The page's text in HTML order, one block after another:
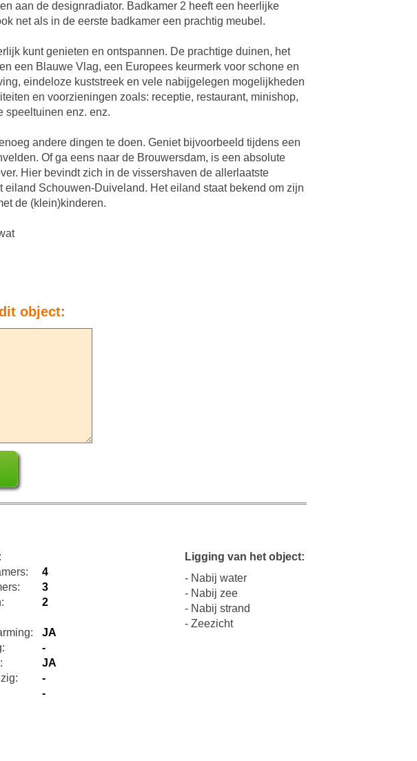
aan de designradiator. Badkamer 2 heeft een heerlijke
net als in de eerste badkamer een prachtig meubel.
kunt genieten en ontspannen. De prachtige duinen, het
een Blauwe Vlag, een Europees keurmerk voor schone en
eindeloze kuststreek en vele nabijgelegen mogelijkheden
en voorzieningen zoals: receptie, restaurant, minishop,
speeltuinen enz. enz.
andere dingen te doen. Geniet bijvoorbeeld tijdens een
Of ga eens naar de Brouwersdam, is een absolute
Hier bevindt zich in de vissershaven de allerlaatste
Schouwen-Duiveland. Het eiland staat bekend om zijn
de (klein)kinderen.
object:
4
3
2
JA
-
JA
-
-
Ligging van het object:
- Nabij water
- Nabij zee
- Nabij strand
- Zeezicht